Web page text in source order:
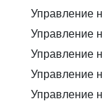
Управление
Управление
Управление
Управление
Управление